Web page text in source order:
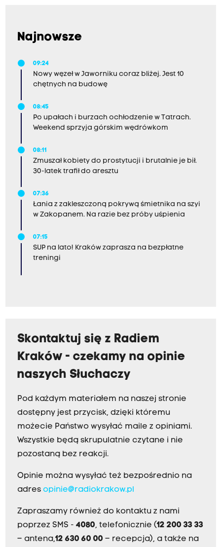
Najnowsze
09:24
Nowy węzeł w Jaworniku coraz bliżej. Jest 10
chętnych na budowę
08:45
Po upałach i burzach ochłodzenie w Tatrach.
Weekend sprzyja górskim wędrówkom
08:11
Zmuszał kobiety do prostytucji i brutalnie je bił.
30-latek trafił do aresztu
07:36
Łania z zakleszczoną pokrywą śmietnika na szyi
w Zakopanem. Na razie bez próby uśpienia
07:15
SUP na lato! Kraków zaprasza na bezpłatne
treningi
Skontaktuj się z Radiem
Kraków - czekamy na opinie
naszych Słuchaczy
Pod każdym materiałem na naszej stronie
dostępny jest przycisk, dzięki któremu
możecie Państwo wysyłać maile z opiniami.
Wszystkie będą skrupulatnie czytane i nie
pozostaną bez reakcji.
Opinie można wysyłać też bezpośrednio na
adres opinie@radiokrakow.pl
Zapraszamy również do kontaktu z nami
poprzez SMS - 4080, telefonicznie (12 200 33 33
– antena,12 630 60 00 – recepcja), a także na